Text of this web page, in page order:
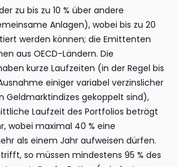
zu bis zu 10 % über andere
Anlagen), wobei bis zu 20
werden können; die Emittenten
aus OECD-Ländern. Die
kurze Laufzeiten (in der Regel bis
einiger variabel verzinslicher
Geldmarktindizes gekoppelt sind),
Laufzeit des Portfolios beträgt
wobei maximal 40 % eine
als einem Jahr aufweisen dürfen.
so müssen mindestens 95 % des